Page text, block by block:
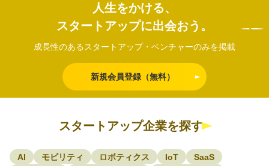
人生をかける、
スタートアップに出会おう。
成長性のあるスタートアップ・ベンチャーのみを掲載
新規会員登録（無料）
スタートアップ企業を探す
AI モビリティ ロボティクス IoT
SaaS